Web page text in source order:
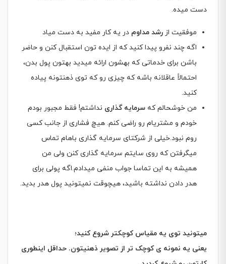
دست میده.
موفقیت از رشد مداوم در یه کار مفید به دست میاد
اگه چند نفرو پیدا کنید که از ایده تون استقبال کنن و حاضر
باشن برای خدماتی که بهشون ارائه میدید بهتون پول بدن،
احتمالاً عاقلانه باشه که چیزی رو که توی ذهنتونه پیاده
کنید.
من خوشحالم که سرمایه گذاری نداشتم! فقط مجبور بودم
خودم و مشتریام رو راضی کنم. هیچ فشاری از جانب کسی
روم نبود.خیلی از شرکتای سرمایه گذاری باهام تماس
میگرفتن که روی سایتم سرمایه گذاری کنن ولی من
همیشه به این تماسا جواب منفی میدادم.اگه پولی برای
هدر دادن نداشته باشید، هیچوقت نمیتونید پول هدر بدید.
میتونید توی یه مقیاس کوچکتر شروع کنید؛
یعنی یه نمونه ی کوچک تر از تصویر ذهنیتون. حداقل اینطوری